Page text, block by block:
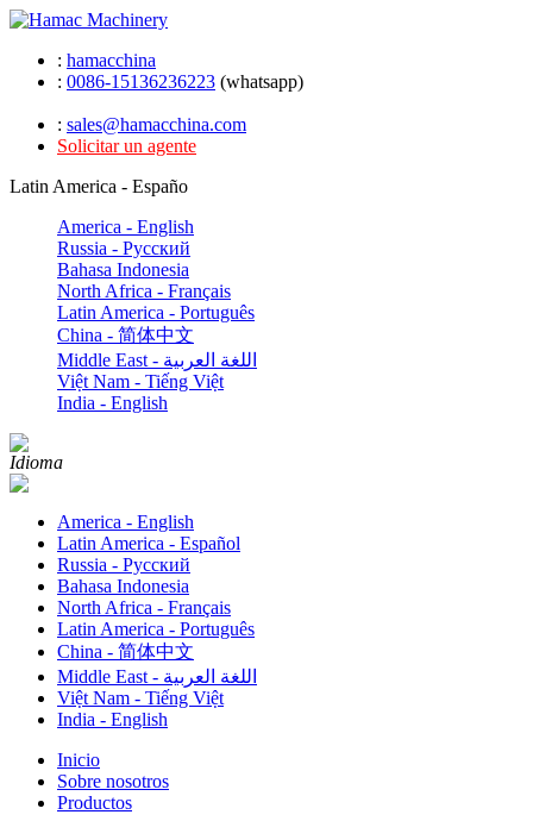
: hamacchina
: 0086-15136236223 (whatsapp)
: sales@hamacchina.com
Solicitar un agente
Latin America - Españo
America - English
Russia - Pусский
Bahasa Indonesia
North Africa - Français
Latin America - Português
China - 简体中文
Middle East - اللغة العربية
Việt Nam - Tiếng Việt
India - English
Idioma
America - English
Latin America - Español
Russia - Pусский
Bahasa Indonesia
North Africa - Français
Latin America - Português
China - 简体中文
Middle East - اللغة العربية
Việt Nam - Tiếng Việt
India - English
Inicio
Sobre nosotros
Productos